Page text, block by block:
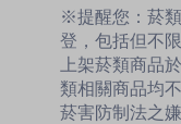
※提醒您：菸
登，包括但不
上架菸類商品
類相關商品均
菸害防制法之